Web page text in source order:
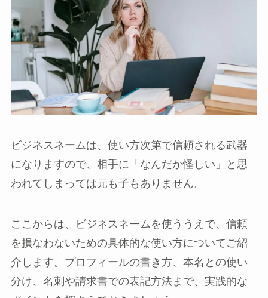
ビジネスネームは、使い方次第で信頼される武器
になりますので、相手に「なんだか怪しい」と思
われてしまっては元も子もありません。
ここからは、ビジネスネームを使ううえで、信頼
を損なわないための具体的な使い方についてご紹
介します。プロフィールの書き方、本名との使い
分け、名刺や請求書での表記方法まで、実践的な